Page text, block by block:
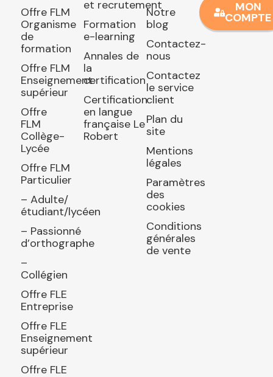
Offre FLM
Organisme
de
formation
Offre FLM
Enseignement
supérieur
Offre
FLM
Collège-
Lycée
Offre FLM
Particulier
– Adulte/
étudiant/lycéen
– Passionné
d’orthographe
–
Collégien
Offre FLE
Entreprise
Offre FLE
Enseignement
supérieur
Offre FLE
et recrutement
Formation
e-learning
Annales de
la
certification
Certification
en langue
française Le
Robert
Notre
blog
Contactez-
nous
Contactez
le service
client
Plan du
site
Mentions
légales
Paramètres
des
cookies
Conditions
générales
de vente
MON
COMPTE